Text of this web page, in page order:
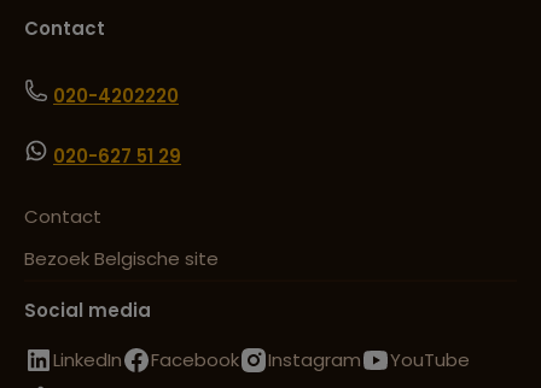
Contact
020-4202220
020-627 51 29
Contact
Bezoek Belgische site
Social media
LinkedIn
Facebook Instagram
YouTube